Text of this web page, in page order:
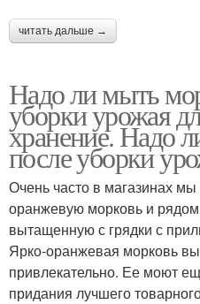
читать дальше →
Надо ли мыть
уборки урожая
хранение. Надо
после уборки
Очень часто в магазинах
оранжевую морковь и рядом,
вытащенную с грядки с
Ярко-оранжевая морковь
привлекательно. Ее моют
придания лучшего